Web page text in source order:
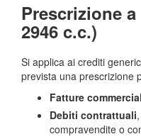
Prescrizione
2946 c.c.)
Si applica ai crediti
prevista una prescrizione
Fatture
Debiti contrattuali
compravendite o